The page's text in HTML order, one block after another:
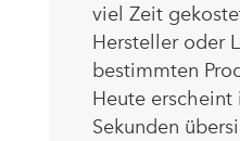
viel Zeit
Hersteller oder
bestimmten
Heute
Sekunden